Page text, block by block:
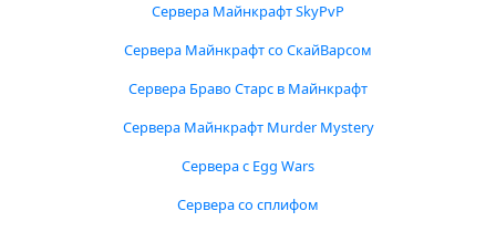
Сервера Майнкрафт SkyPvP
Сервера Майнкрафт со СкайВарсом
Сервера Браво Старс в Майнкрафт
Сервера Майнкрафт Murder Mystery
Сервера с Egg Wars
Сервера со сплифом